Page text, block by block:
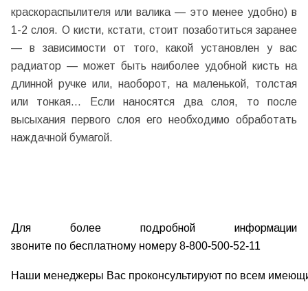
краскораспылителя или валика — это менее удобно) в
1-2 слоя. О кисти, кстати, стоит позаботиться заранее
— в зависимости от того, какой установлен у вас
радиатор — может быть наиболее удобной кисть на
длинной ручке или, наоборот, на маленькой, толстая
или тонкая... Если наносятся два слоя, то после
высыхания первого слоя его необходимо обработать
наждачной бумагой.
Для более подробной информации
звоните по бесплатному номеру 8-800-500-52-11
Наши менеджеры Вас проконсультируют по всем